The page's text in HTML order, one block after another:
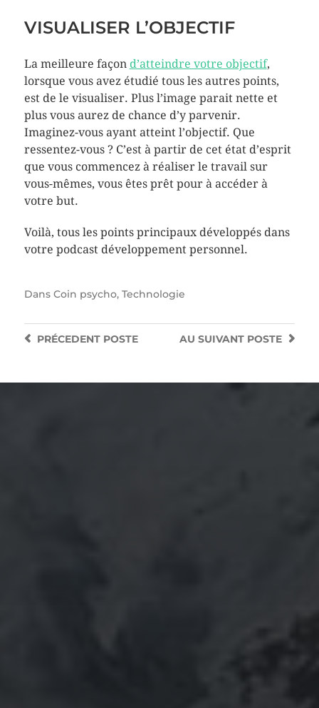
VISUALISER L’OBJECTIF
La meilleure façon d’atteindre votre objectif,
lorsque vous avez étudié tous les autres points,
est de le visualiser. Plus l’image parait nette et
plus vous aurez de chance d’y parvenir.
Imaginez-vous ayant atteint l’objectif. Que
ressentez-vous ? C’est à partir de cet état d’esprit
que vous commencez à réaliser le travail sur
vous-mêmes, vous êtes prêt pour à accéder à
votre but.
Voilà, tous les points principaux développés dans
votre podcast développement personnel.
Dans Coin psycho, Technologie
AU SUIVANT POSTE
PRÉCEDENTPOSTE